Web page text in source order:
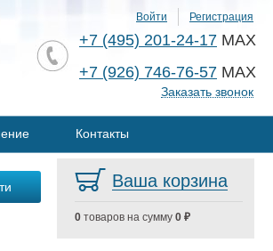
Войти Регистрация
+7 (495) 201-24-17 MAX
+7 (926) 746-76-57 MAX
Заказать звонок
Контакты
Ваша корзина
0 товаров на сумму 0 ₽